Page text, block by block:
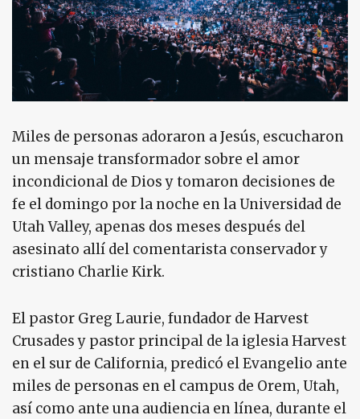
Miles de personas adoraron a Jesús, escucharon
un mensaje transformador sobre el amor
incondicional de Dios y tomaron decisiones de
fe el domingo por la noche en la Universidad de
Utah Valley, apenas dos meses después del
asesinato allí del comentarista conservador y
cristiano Charlie Kirk.
El pastor Greg Laurie, fundador de Harvest
Crusades y pastor principal de la iglesia Harvest
en el sur de California, predicó el Evangelio ante
miles de personas en el campus de Orem, Utah,
así como ante una audiencia en línea, durante el